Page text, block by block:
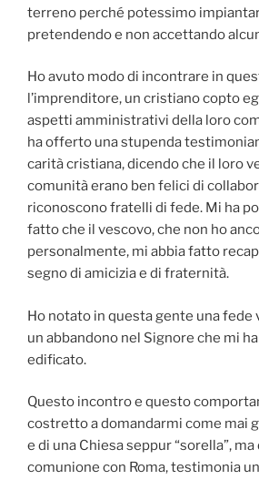
terreno perché potessimo
pretendendo e non accettando
Ho avuto modo di incontrare in
l’imprenditore, un cristiano copto
aspetti amministrativi della loro
ha offerto una stupenda
carità cristiana, dicendo che il loro
comunità erano ben felici di
riconoscono fratelli di fede. Mi ha
fatto che il vescovo, che non ho
personalmente, mi abbia fatto
segno di amicizia e di fraternità.
Ho notato in questa gente una fede
un abbandono nel Signore che mi
edificato.
Questo incontro e questo
costretto a domandarmi come mai
e di una Chiesa seppur “sorella”,
comunione con Roma, testimonia